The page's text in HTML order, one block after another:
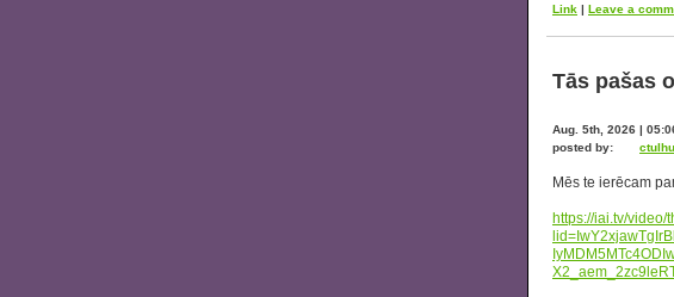
Link | Leave a
Tās pašas
Aug. 5th, 2026 |
posted by:
ctulhu
Mēs te ierēcam
https://iai.tv/video/